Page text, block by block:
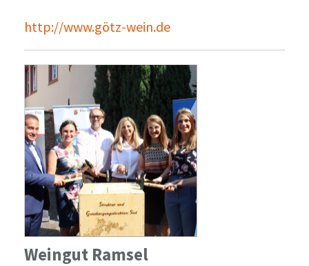
http://www.götz-wein.de
Weingut Ramsel